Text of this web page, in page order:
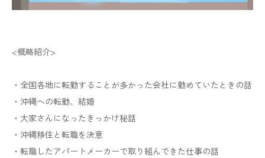
<概略紹介>
・全国各地に転勤することが多かった会社に勤めていたときの話
・沖縄への転勤、結婚
・大家さんになったきっかけ秘話
・沖縄移住と転職を決意
・転職したアパートメーカーで取り組んできた仕事の話